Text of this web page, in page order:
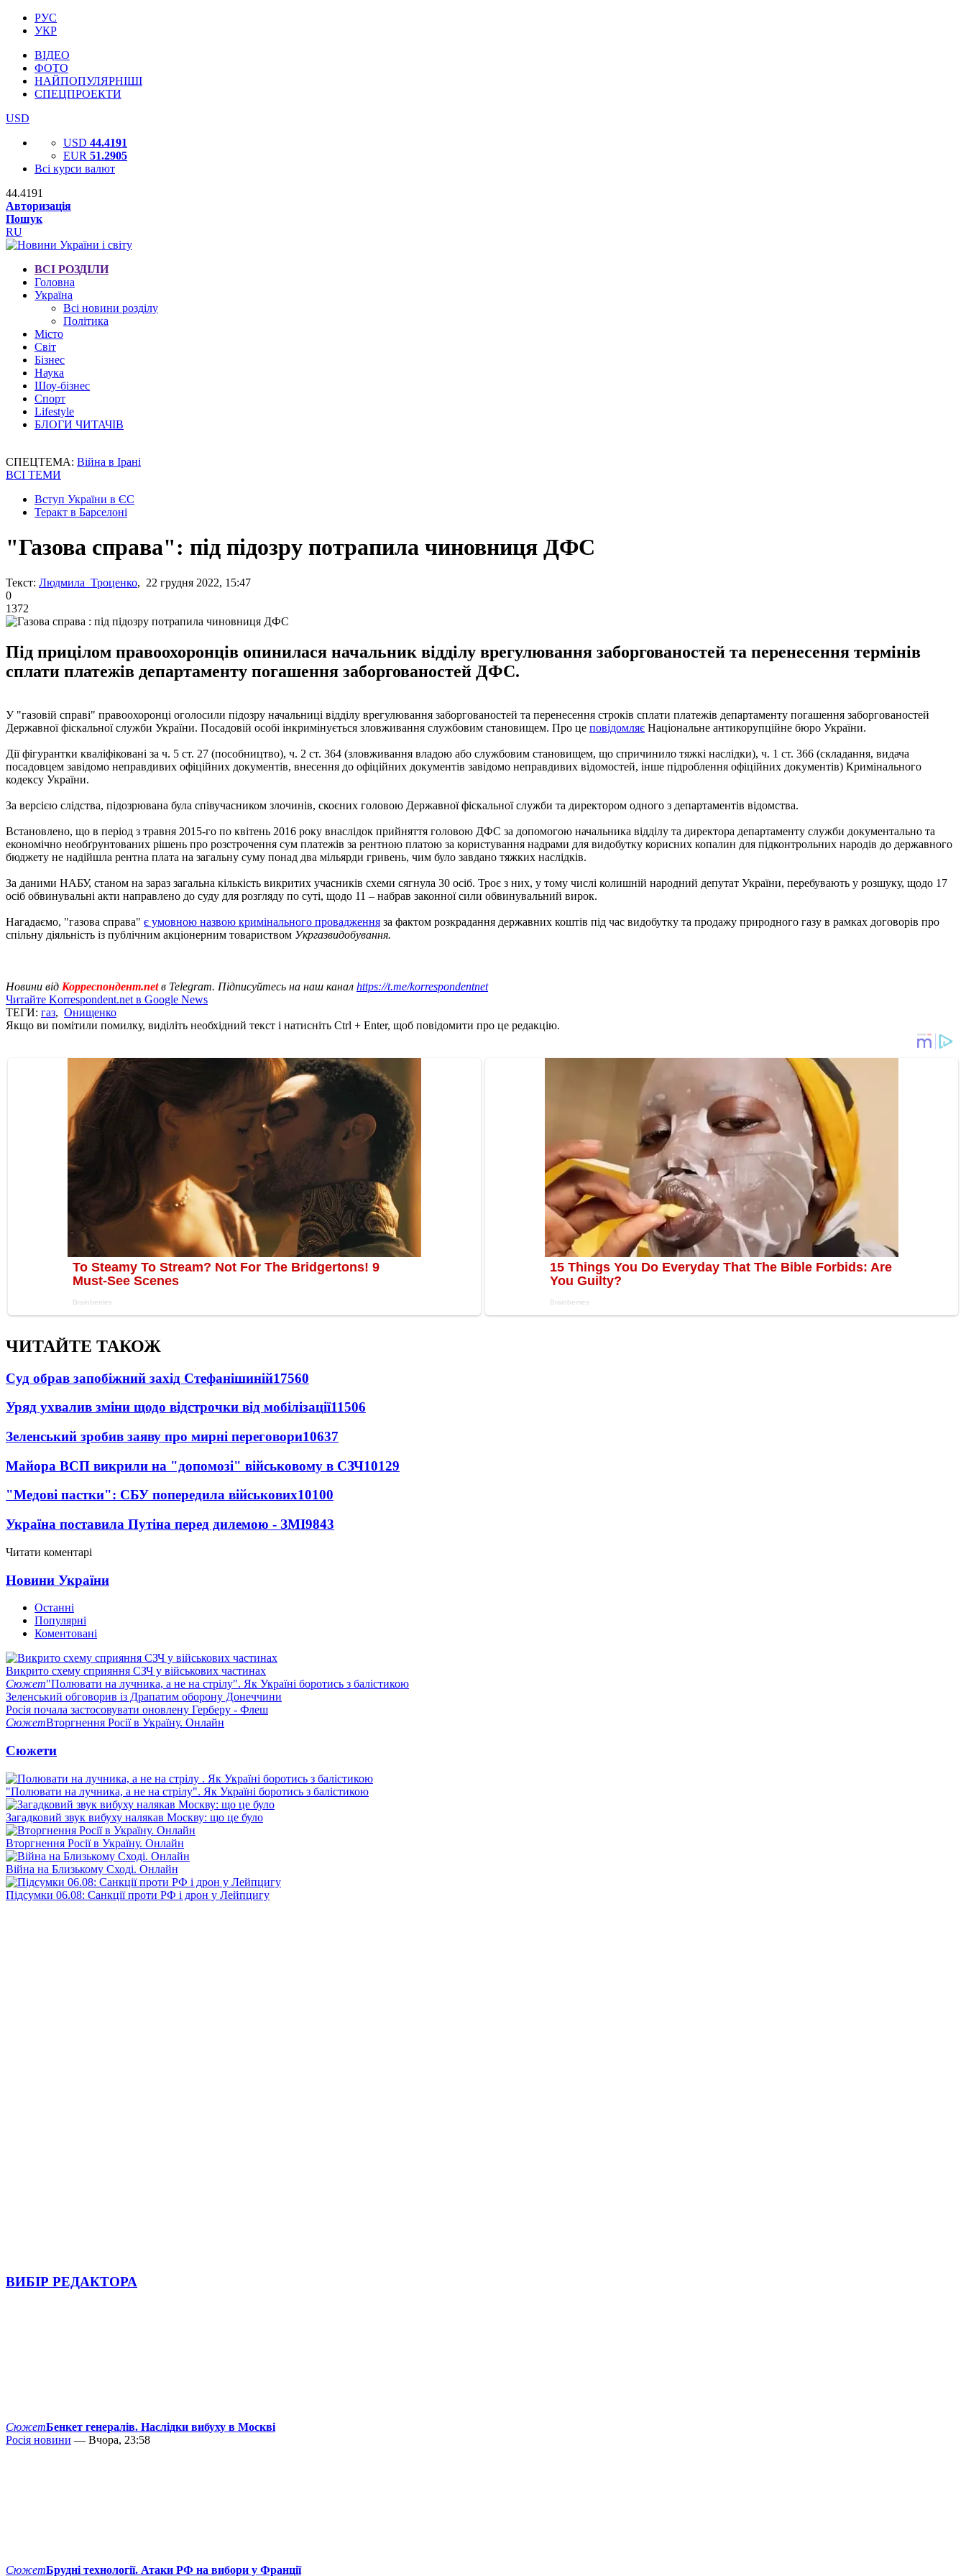
РУС
УКР
ВІДЕО
ФОТО
НАЙПОПУЛЯРНІШІ
СПЕЦПРОЕКТИ
USD
USD 44.4191
EUR 51.2905
Всі курси валют
44.4191
Авторизація
Пошук
RU
ВСІ РОЗДІЛИ
Головна
Україна
Всі новини розділу
Політика
Місто
Світ
Бізнес
Наука
Шоу-бізнес
Спорт
Lifestyle
БЛОГИ ЧИТАЧІВ
СПЕЦТЕМА: Війна в Ірані
ВСІ ТЕМИ
Вступ України в ЄС
Теракт в Барселоні
"Газова справа": під підозру потрапила чиновниця ДФС
Текст: Людмила Троценко, 22 грудня 2022, 15:47
0
1372
Під прицілом правоохоронців опинилася начальник відділу врегулювання заборгованостей та перенесення термінів
сплати платежів департаменту погашення заборгованостей ДФС.
У "газовій справі" правоохоронці оголосили підозру начальниці відділу врегулювання заборгованостей та перенесення строків сплати платежів департаменту погашення заборгованостей
Державної фіскальної служби України. Посадовій особі інкримінується зловживання службовим становищем. Про це повідомляє Національне антикорупційне бюро України.
Дії фігурантки кваліфіковані за ч. 5 ст. 27 (пособництво), ч. 2 ст. 364 (зловживання владою або службовим становищем, що спричинило тяжкі наслідки), ч. 1 ст. 366 (складання, видача
посадовцем завідомо неправдивих офіційних документів, внесення до офіційних документів завідомо неправдивих відомостей, інше підроблення офіційних документів) Кримінального
кодексу України.
За версією слідства, підозрювана була співучасником злочинів, скоєних головою Державної фіскальної служби та директором одного з департаментів відомства.
Встановлено, що в період з травня 2015-го по квітень 2016 року внаслідок прийняття головою ДФС за допомогою начальника відділу та директора департаменту служби документально та
економічно необґрунтованих рішень про розстрочення сум платежів за рентною платою за користування надрами для видобутку корисних копалин для підконтрольних народів до державного
бюджету не надійшла рентна плата на загальну суму понад два мільярди гривень, чим було завдано тяжких наслідків.
За даними НАБУ, станом на зараз загальна кількість викритих учасників схеми сягнула 30 осіб. Троє з них, у тому числі колишній народний депутат України, перебувають у розшуку, щодо 17
осіб обвинувальні акти направлено до суду для розгляду по суті, щодо 11 – набрав законної сили обвинувальний вирок.
Нагадаємо, "газова справа" є умовною назвою кримінального провадження за фактом розкрадання державних коштів під час видобутку та продажу природного газу в рамках договорів про
спільну діяльність із публічним акціонерним товариством Укргазвидобування.
Новини від Корреспондент.netв Telegram. Підписуйтесь на наш канал https://t.me/korrespondentnet
Читайте Korrespondent.net в Google News
ТЕГИ: газ, Онищенко
Якщо ви помітили помилку, виділіть необхідний текст і натисніть Ctrl + Enter, щоб повідомити про це редакцію.
ЧИТАЙТЕ ТАКОЖ
Суд обрав запобіжний захід Стефанішиній17560
Уряд ухвалив зміни щодо відстрочки від мобілізації11506
Зеленський зробив заяву про мирні переговори10637
Майора ВСП викрили на "допомозі" військовому в СЗЧ10129
"Медові пастки": СБУ попередила військових10100
Україна поставила Путіна перед дилемою - ЗМІ9843
Читати коментарі
Новини України
Останні
Популярні
Коментовані
Викрито схему сприяння СЗЧ у військових частинах
Сюжет"Полювати на лучника, а не на стрілу". Як Україні боротись з балістикою
Зеленський обговорив із Драпатим оборону Донеччини
Росія почала застосовувати оновлену Герберу - Флеш
СюжетВторгнення Росії в Україну. Онлайн
Сюжети
"Полювати на лучника, а не на стрілу". Як Україні боротись з балістикою
Загадковий звук вибуху налякав Москву: що це було
Вторгнення Росії в Україну. Онлайн
Війна на Близькому Сході. Онлайн
Підсумки 06.08: Санкції проти РФ і дрон у Лейпцигу
ВИБІР РЕДАКТОРА
СюжетБенкет генералів. Наслідки вибуху в Москві
Росія новини — Вчора, 23:58
СюжетБрудні технології. Атаки РФ на вибори у Франції